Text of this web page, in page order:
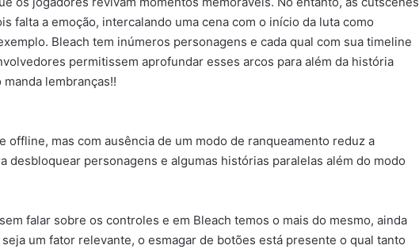
falta a emoção, intercalando uma cena com o início da luta como
Bleach tem inúmeros personagens e cada qual com sua timeline
permitissem aprofundar esses arcos para além da história
lembranças!!
offline, mas com ausência de um modo de ranqueamento reduz a
desbloquear personagens e algumas histórias paralelas além do modo
falar sobre os controles e em Bleach temos o mais do mesmo, ainda
um fator relevante, o esmagar de botões está presente o qual tanto